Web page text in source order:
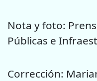
Nota y foto:
Públicas e
Corrección: